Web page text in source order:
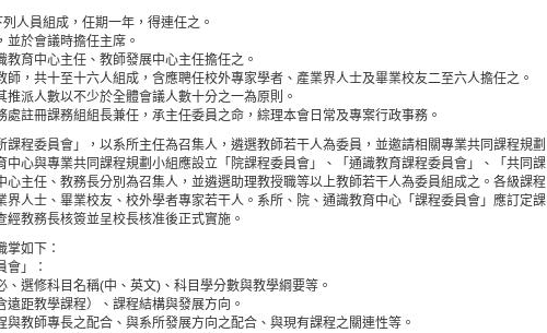
人員組成，任期一年，得連任之。
於會議時擔任主席。
育中心主任、教師發展中心主任擔任之。
，共十至十六人組成，含應聘任校外專家學者、產業界人士及畢業校友二至六人擔任之。
推派人數以不少於全體會議人數十分之一為原則。
註冊課務組組長兼任，承主任委員之命，綜理本會日常及專案行政事務。
程委員會」，以系所主任為召集人，遴選教師若干人為委員，並邀請相關專業共同課程規劃
中心與專業共同課程規劃小組應設立「院課程委員會」、「通識教育課程委員會」、「共同課
心主任、教務長分別為召集人，並遴選助理教授職等以上教師若干人為委員組成之。各級課程
界人士、畢業校友、校外學者專家若干人。系所、院、通識教育中心「課程委員會」應訂定課
教務長核簽並呈校長核准後正式實施。
掌如下：
會」：
、選修科目名稱(中、英文)、科目學分數與教學綱要等。
遠距教學課程）、課程結構與發展方向。
與教師專長之配合、與系所發展方向之配合、與現有課程之關連性等。